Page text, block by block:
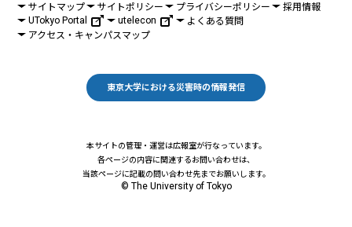
サイトマップ サイトポリシー プライバシーポリシー
採用情報
UTokyo Portal
utelecon
よくある質問
アクセス・キャンパスマップ
東京大学における災害時の情報発信
本サイトの管理・運営は広報室が行なっています。
各ページの内容に関連するお問い合わせは、
当該ページに記載の問い合わせ先までお願いします。
© The University of Tokyo